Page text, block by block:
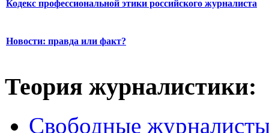
Кодекс профессиональной этики российского журналиста
Новости: правда или факт?
Теория журналистики:
Свободные